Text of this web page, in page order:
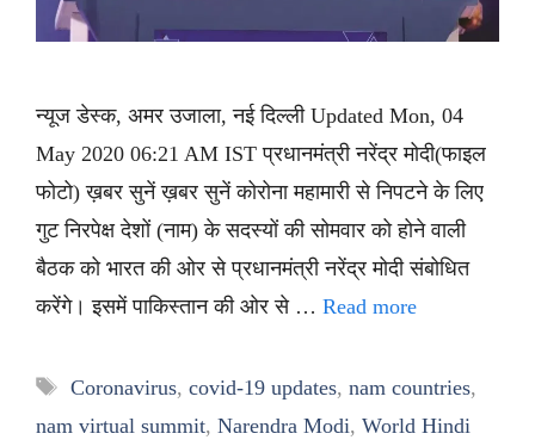
न्यूज डेस्क, अमर उजाला, नई दिल्ली Updated Mon, 04
May 2020 06:21 AM IST प्रधानमंत्री नरेंद्र मोदी(फाइल
फोटो) ख़बर सुनें ख़बर सुनें कोरोना महामारी से निपटने के लिए
गुट निरपेक्ष देशों (नाम) के सदस्यों की सोमवार को होने वाली
बैठक को भारत की ओर से प्रधानमंत्री नरेंद्र मोदी संबोधित
करेंगे। इसमें पाकिस्तान की ओर से … Read more
Tags
Coronavirus, covid-19 updates, nam countries,
nam virtual summit, Narendra Modi, World Hindi